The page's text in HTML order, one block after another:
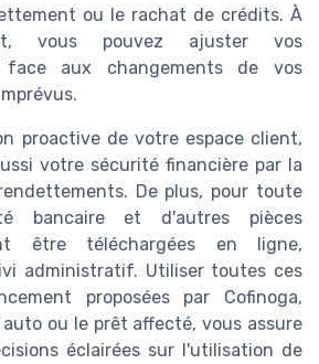
ou le rachat de crédits. À
vous pouvez ajuster vos
face aux changements de vos
proactive de votre espace client,
votre sécurité financière par la
De plus, pour toute
bancaire et d'autres pièces
être téléchargées en ligne,
administratif. Utiliser toutes ces
proposées par Cofinoga,
ou le prêt affecté, vous assure
éclairées sur l'utilisation de